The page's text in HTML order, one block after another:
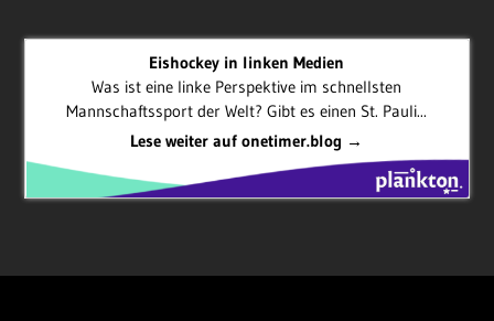
Eishockey in linken Medien
Was ist eine linke Perspektive im schnellsten
Mannschaftssport der Welt? Gibt es einen St. Pauli...
Lese weiter auf onetimer.blog →